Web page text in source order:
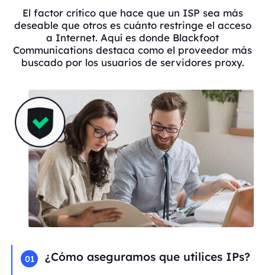
El factor crítico que hace que un ISP sea más
deseable que otros es cuánto restringe el acceso
a Internet. Aquí es donde Blackfoot
Communications destaca como el proveedor más
buscado por los usuarios de servidores proxy.
01 ¿Cómo aseguramos que utilices IPs?